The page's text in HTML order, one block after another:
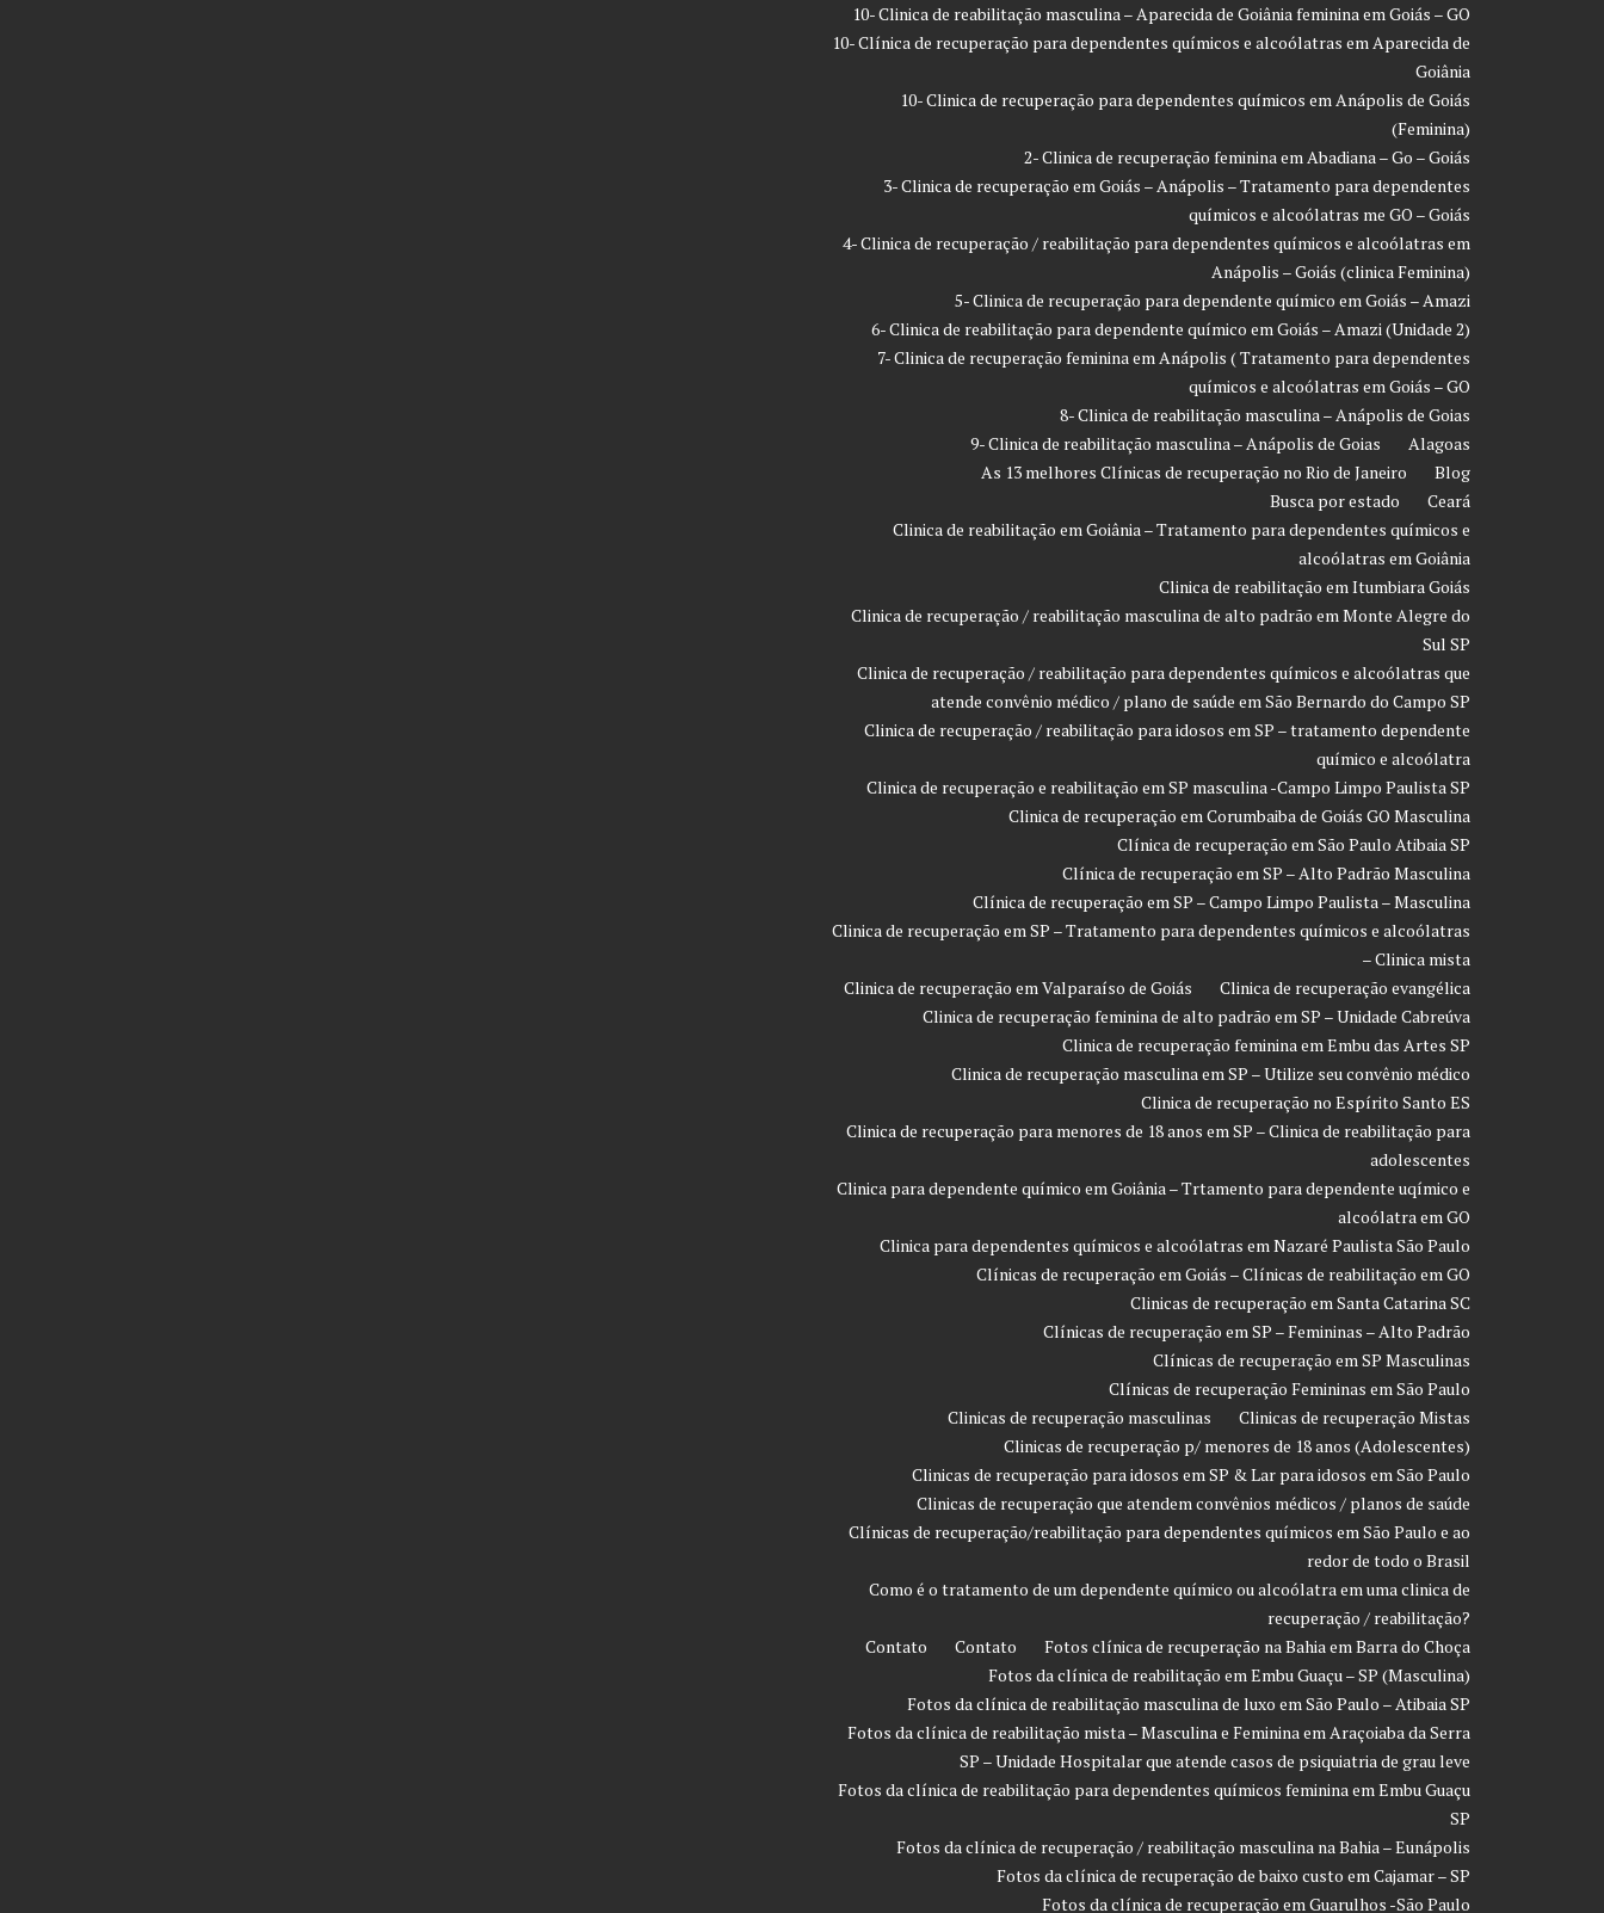
10- Clinica de reabilitação masculina – Aparecida de Goiânia feminina em Goiás – GO
10- Clínica de recuperação para dependentes químicos e alcoólatras em Aparecida de
Goiânia
10- Clinica de recuperação para dependentes químicos em Anápolis de Goiás
(Feminina)
2- Clinica de recuperação feminina em Abadiana – Go – Goiás
3- Clinica de recuperação em Goiás – Anápolis – Tratamento para dependentes
químicos e alcoólatras me GO – Goiás
4- Clinica de recuperação / reabilitação para dependentes químicos e alcoólatras em
Anápolis – Goiás (clinica Feminina)
5- Clinica de recuperação para dependente químico em Goiás – Amazi
6- Clinica de reabilitação para dependente químico em Goiás – Amazi (Unidade 2)
7- Clinica de recuperação feminina em Anápolis ( Tratamento para dependentes
químicos e alcoólatras em Goiás – GO
8- Clinica de reabilitação masculina – Anápolis de Goias
9- Clinica de reabilitação masculina – Anápolis de Goias
Alagoas
As 13 melhores Clínicas de recuperação no Rio de Janeiro
Blog
Busca por estado
Ceará
Clinica de reabilitação em Goiânia – Tratamento para dependentes químicos e
alcoólatras em Goiânia
Clinica de reabilitação em Itumbiara Goiás
Clinica de recuperação / reabilitação masculina de alto padrão em Monte Alegre do
Sul SP
Clinica de recuperação / reabilitação para dependentes químicos e alcoólatras que
atende convênio médico / plano de saúde em São Bernardo do Campo SP
Clinica de recuperação / reabilitação para idosos em SP – tratamento dependente
químico e alcoólatra
Clinica de recuperação e reabilitação em SP masculina -Campo Limpo Paulista SP
Clinica de recuperação em Corumbaiba de Goiás GO Masculina
Clínica de recuperação em São Paulo Atibaia SP
Clínica de recuperação em SP – Alto Padrão Masculina
Clínica de recuperação em SP – Campo Limpo Paulista – Masculina
Clinica de recuperação em SP – Tratamento para dependentes químicos e alcoólatras
– Clinica mista
Clinica de recuperação em Valparaíso de Goiás
Clinica de recuperação evangélica
Clinica de recuperação feminina de alto padrão em SP – Unidade Cabreúva
Clinica de recuperação feminina em Embu das Artes SP
Clinica de recuperação masculina em SP – Utilize seu convênio médico
Clinica de recuperação no Espírito Santo ES
Clinica de recuperação para menores de 18 anos em SP – Clinica de reabilitação para
adolescentes
Clinica para dependente químico em Goiânia – Trtamento para dependente uqímico e
alcoólatra em GO
Clinica para dependentes químicos e alcoólatras em Nazaré Paulista São Paulo
Clínicas de recuperação em Goiás – Clínicas de reabilitação em GO
Clinicas de recuperação em Santa Catarina SC
Clínicas de recuperação em SP – Femininas – Alto Padrão
Clínicas de recuperação em SP Masculinas
Clínicas de recuperação Femininas em São Paulo
Clinicas de recuperação masculinas
Clinicas de recuperação Mistas
Clinicas de recuperação p/ menores de 18 anos (Adolescentes)
Clinicas de recuperação para idosos em SP & Lar para idosos em São Paulo
Clinicas de recuperação que atendem convênios médicos / planos de saúde
Clínicas de recuperação/reabilitação para dependentes químicos em São Paulo e ao
redor de todo o Brasil
Como é o tratamento de um dependente químico ou alcoólatra em uma clinica de
recuperação / reabilitação?
Contato
Contato
Fotos clínica de recuperação na Bahia em Barra do Choça
Fotos da clínica de reabilitação em Embu Guaçu – SP (Masculina)
Fotos da clínica de reabilitação masculina de luxo em São Paulo – Atibaia SP
Fotos da clínica de reabilitação mista – Masculina e Feminina em Araçoiaba da Serra
SP – Unidade Hospitalar que atende casos de psiquiatria de grau leve
Fotos da clínica de reabilitação para dependentes químicos feminina em Embu Guaçu
SP
Fotos da clínica de recuperação / reabilitação masculina na Bahia – Eunápolis
Fotos da clínica de recuperação de baixo custo em Cajamar – SP
Fotos da clínica de recuperação em Guarulhos -São Paulo